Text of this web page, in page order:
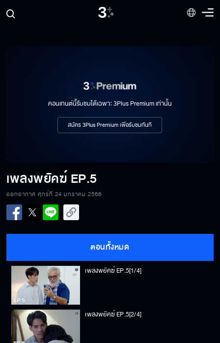
คอนเทนต์นี้รับชมได้เฉพาะ 3Plus Premium เท่านั้น
สมัคร 3Plus Premium เพื่อรับชมทันที
เพลงพยัคฆ์ EP.5
ออกอากาศ ศุกร์ที่ 24 มกราคม 2568
ตอนทั้งหมด
เพลงพยัคฆ์ EP.5[1/4]
เพลงพยัคฆ์ EP.5[2/4]